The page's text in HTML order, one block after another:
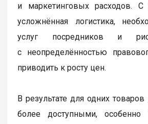
и маркетинговых расходов. С
усложнённая логистика,
услуг посредников и
с неопределённостью
приводить к росту цен.
В результате для одних
более доступными,